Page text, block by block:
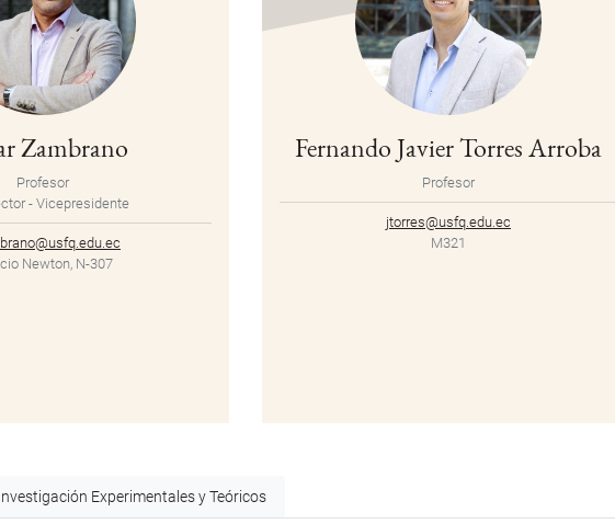
Zambrano
Profesor
- Vicepresidente
Newton, N-307
Fernando Javier Torres Arroba
Profesor
jtorres@usfq.edu.ec
M321
Experimentales y Teóricos